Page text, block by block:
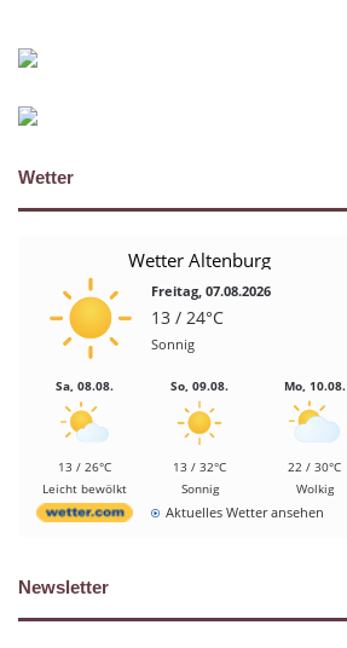
Wetter
Wetter Altenburg
Freitag, 07.08.2026
13 / 24°C
Sonnig
Sa, 08.08.
13 / 26°C
Leicht bewölkt
So, 09.08.
13 / 32°C
Sonnig
Mo, 10.08.
22 / 30°C
Wolkig
Aktuelles Wetter ansehen
Newsletter